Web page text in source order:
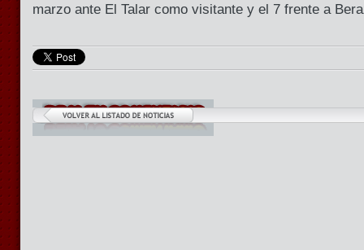
marzo ante El Talar como visitante y el 7 frente a